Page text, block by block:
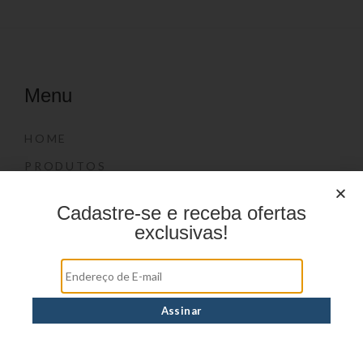
Menu
HOME
PRODUTOS
ONDE COMPRAR
Cadastre-se e receba ofertas
exclusivas!